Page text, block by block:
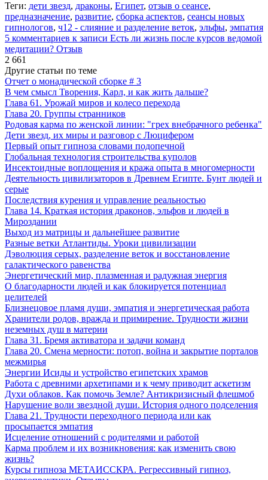
Теги: дети звезд, драконы, Египет, отзыв о сеансе,
предназначение, развитие, сборка аспектов, сеансы новых
гипнологов, ч12 - слияние и разделение веток, эльфы, эмпатия
5 комментариев к записи Есть ли жизнь после курсов ведомой
медитации? Отзыв
2 661
Другие статьи по теме
Отчет о монадической сборке # 3
В чем смысл Творения, Карл, и как жить дальше?
Глава 61. Урожай миров и колесо перехода
Глава 20. Группы странников
Родовая карма по женской линии: "грех внебрачного ребенка"
Дети звезд, их миры и разговор с Люцифером
Первый опыт гипноза словами подопечной
Глобальная технология строительства куполов
Инсектоидные воплощения и кража опыта в многомерности
Деятельность цивилизаторов в Древнем Египте. Бунт людей и
серые
Последствия курения и управление реальностью
Глава 14. Краткая история драконов, эльфов и людей в
Мироздании
Выход из матрицы и дальнейшее развитие
Разные ветки Атлантиды. Уроки цивилизации
Дэволюция серых, разделение веток и восстановление
галактического равенства
Энергетический мир, плазменная и радужная энергия
О благодарности людей и как блокируется потенциал
целителей
Близнецовое пламя души, эмпатия и энергетическая работа
Хранители родов, вражда и примирение. Трудности жизни
неземных душ в материи
Глава 31. Бремя активатора и задачи команд
Глава 20. Смена мерности: потоп, война и закрытие порталов
межмирья
Энергии Исиды и устройство египетских храмов
Работа с древними архетипами и к чему приводит аскетизм
Духи облаков. Как помочь Земле? Антикризисный флешмоб
Нарушение воли звездной души. История одного подселения
Глава 21. Трудности переходного периода или как
просыпается эмпатия
Исцеление отношений с родителями и работой
Карма проблем и их возникновения: как изменить свою
жизнь?
Курсы гипноза МЕТАИССКРА. Регрессивный гипноз,